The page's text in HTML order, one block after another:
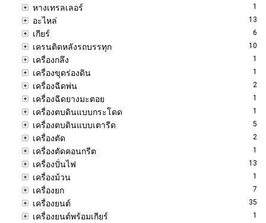
หางเทรลเลอร์ 1
อะไหล่ 13
เกียร์ 6
เครนติดหลังรถบรรทุก 10
เครื่องกลึง 1
เครื่องขุดร่องดิน 1
เครื่องฉีดพ่น 2
เครื่องฉีดยางมะตอย 1
เครื่องตบดินแบบกระโดด 1
เครื่องตบดินแบบเตารีด 5
เครื่องตัด 2
เครื่องตัดคอนกรีต 1
เครื่องปั่นไฟ 13
เครื่องม้วน 1
เครื่องยก 7
เครื่องยนต์ 35
เครื่องยนต์พร้อมเกียร์ 1